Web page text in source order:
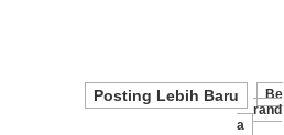
Posting Lebih Baru
Be
Rand
A